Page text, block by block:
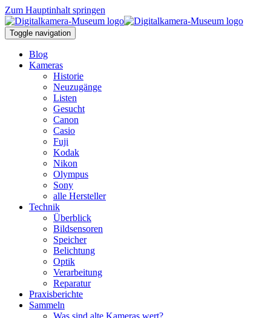
Zum Hauptinhalt springen
Toggle navigation
Blog
Kameras
Historie
Neuzugänge
Listen
Gesucht
Canon
Casio
Fuji
Kodak
Nikon
Olympus
Sony
alle Hersteller
Technik
Überblick
Bildsensoren
Speicher
Belichtung
Optik
Verarbeitung
Reparatur
Praxisberichte
Sammeln
Was sind alte Kameras wert?